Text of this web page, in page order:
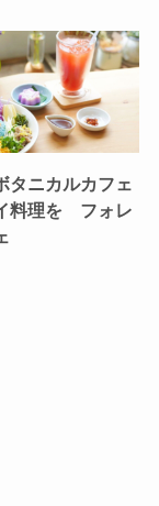
タニカルカフェ
料理を フォレ